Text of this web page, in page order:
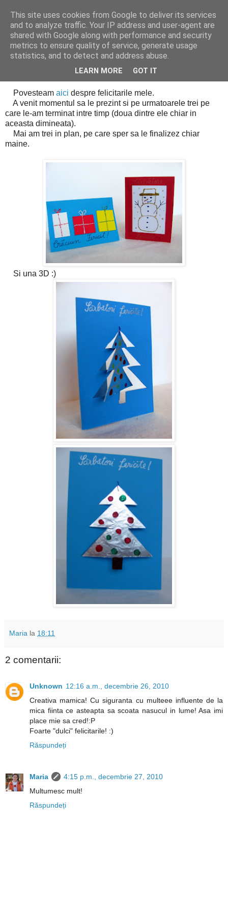
Cealalta realitate
miercuri, decembrie 22, 2010
Ce-am mai facut (II)
Povesteam aici despre felicitarile mele.
A venit momentul sa le prezint si pe urmatoarele trei pe
care le-am terminat intre timp (doua dintre ele chiar in
aceasta dimineata).
Mai am trei in plan, pe care sper sa le finalizez chiar
maine.
Si una 3D :)
Maria la 18:11
2 comentarii:
Unknown 12:16 a.m., decembrie 26, 2010
Creativa mamica! Cu siguranta cu multeee influente de la
mica fiinta ce asteapta sa scoata nasucul in lume! Asa imi
place mie sa cred!:P
Foarte "dulci" felicitarile! :)
Răspundeți
Maria
4:15 p.m., decembrie 27, 2010
Multumesc mult!
Răspundeți
This site uses cookies from Google to deliver its services
and to analyze traffic. Your IP address and user-agent are
shared with Google along with performance and security
metrics to ensure quality of service, generate usage
statistics, and to detect and address abuse.
LEARN MORE GOT IT